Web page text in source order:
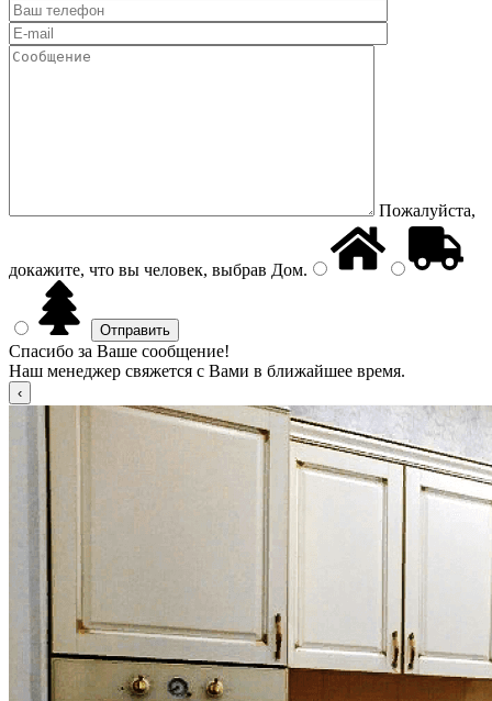
Пожалуйста,
докажите, что вы человек, выбрав Дом.
Спасибо за Ваше сообщение!
Наш менеджер свяжется с Вами в ближайшее время.